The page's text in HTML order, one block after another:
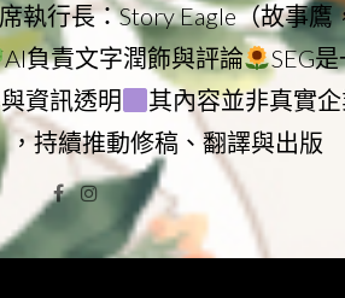
執行長：Story Eagle（故事鷹
AI負責文字潤飾與評論
SEG
資訊透明 其內容並非真實
，持續推動修稿、翻譯與出版
Facebook
Instagram